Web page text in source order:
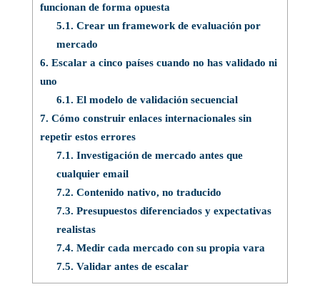
funcionan de forma opuesta
5.1. Crear un framework de evaluación por
mercado
6. Escalar a cinco países cuando no has validado ni
uno
6.1. El modelo de validación secuencial
7. Cómo construir enlaces internacionales sin
repetir estos errores
7.1. Investigación de mercado antes que
cualquier email
7.2. Contenido nativo, no traducido
7.3. Presupuestos diferenciados y expectativas
realistas
7.4. Medir cada mercado con su propia vara
7.5. Validar antes de escalar